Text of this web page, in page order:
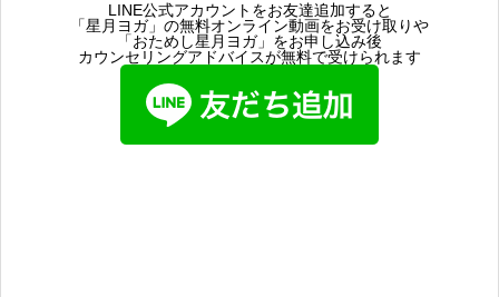
LINE公式アカウントをお友達追加すると
「星月ヨガ」の無料オンライン動画をお受け取りや
「おためし星月ヨガ」をお申し込み後
カウンセリングアドバイスが無料で受けられます